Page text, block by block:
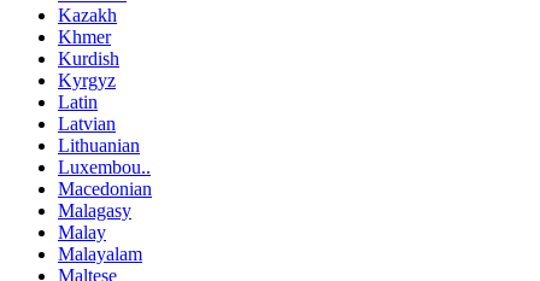
Kazakh
Khmer
Kurdish
Kyrgyz
Latin
Latvian
Lithuanian
Luxembou..
Macedonian
Malagasy
Malay
Malayalam
Maltese